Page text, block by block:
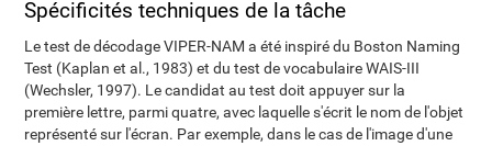
Spécificités techniques de la tâche
Le test de décodage VIPER-NAM a été inspiré du Boston Naming
Test (Kaplan et al., 1983) et du test de vocabulaire WAIS-III
(Wechsler, 1997). Le candidat au test doit appuyer sur la
première lettre, parmi quatre, avec laquelle s'écrit le nom de l'objet
représenté sur l'écran. Par exemple, dans le cas de l'image d'une